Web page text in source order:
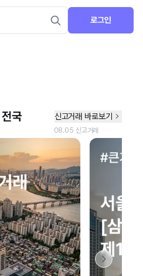
로그인
도 연결 안내
지 않아 지도를 불러올 수 없습니다.
드려 죄송합니다.